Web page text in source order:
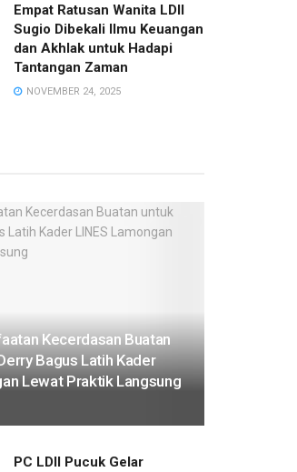
Empat Ratusan Wanita LDII
Sugio Dibekali Ilmu Keuangan
dan Akhlak untuk Hadapi
Tantangan Zaman
NOVEMBER 24, 2025
Kecerdasan Buatan
Bagus Latih Kader
Lewat Praktik Langsung
PC LDII Pucuk Gelar